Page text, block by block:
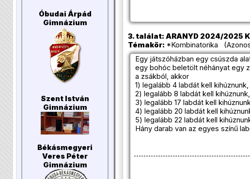
Óbudai Árpád
Gimnázium
Szent István
Gimnázium
Békásmegyeri
Veres Péter
Gimnázium
3. találat: ARANYD 2024/2025
Témakör: *Kombinatorika
Egy játszóházban egy csúszda
egy bohóc beletölt néhányat egy
a zsákból, akkor
1) legalább 4 labdát kell
2) legalább 8 labdát kell
3) legalább 17 labdát kell
4) legalább 20 labdát kell
5) legalább 22 labdát kell
Hány darab van az egyes színű